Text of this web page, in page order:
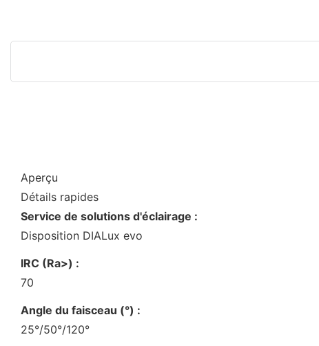
Aperçu
Détails rapides
Service de solutions d'éclairage :
Disposition DIALux evo
IRC (Ra>) :
70
Angle du faisceau (°) :
25°/50°/120°